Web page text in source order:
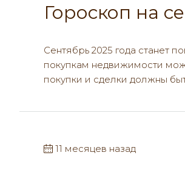
Гороскоп на
Сентябрь 2025 года станет
покупкам недвижимости
покупки и сделки должны
11 месяцев назад